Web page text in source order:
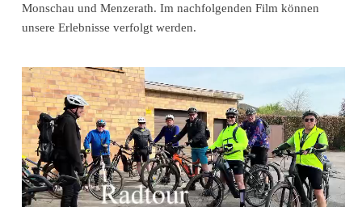
Monschau und Menzerath. Im nachfolgenden Film können
unsere Erlebnisse verfolgt werden.